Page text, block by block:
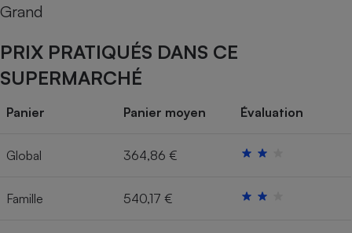
Grand
PRIX PRATIQUÉS DANS CE
SUPERMARCHÉ
Panier Panier moyen Évaluation
Global 364,86 €
Famille 540,17 €